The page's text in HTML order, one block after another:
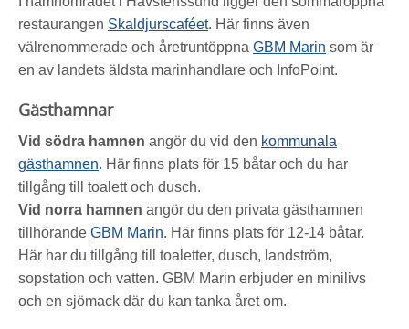
restaurangen Skaldjurscaféet. Här finns även
välrenommerade och åretruntöppna GBM Marin som är
en av landets äldsta marinhandlare och InfoPoint.
Gästhamnar
Vid södra hamnen angör du vid den kommunala
gästhamnen. Här finns plats för 15 båtar och du har
tillgång till toalett och dusch.
Vid norra hamnen angör du den privata gästhamnen
tillhörande GBM Marin. Här finns plats för 12-14 båtar.
Här har du tillgång till toaletter, dusch, landström,
sopstation och vatten. GBM Marin erbjuder en minilivs
och en sjömack där du kan tanka året om.